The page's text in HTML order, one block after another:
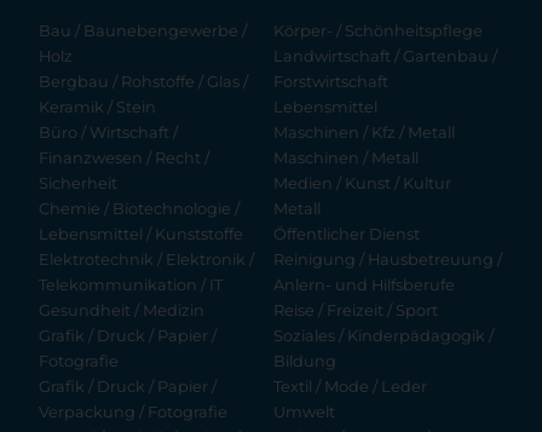
Bau / Baunebengewerbe /
Holz
Bergbau / Rohstoffe / Glas /
Keramik / Stein
Büro / Wirtschaft /
Finanzwesen / Recht /
Sicherheit
Chemie / Biotechnologie /
Lebensmittel / Kunststoffe
Elektrotechnik / Elektronik /
Telekommunikation / IT
Gesundheit / Medizin
Grafik / Druck / Papier /
Fotografie
Grafik / Druck / Papier /
Verpackung / Fotografie
Körper- / Schönheitspflege
Landwirtschaft / Gartenbau /
Forstwirtschaft
Lebensmittel
Maschinen / Kfz / Metall
Maschinen / Metall
Medien / Kunst / Kultur
Metall
Öffentlicher Dienst
Reinigung / Hausbetreuung /
Anlern- und Hilfsberufe
Reise / Freizeit / Sport
Soziales / Kinderpädagogik /
Bildung
Textil / Mode / Leder
Umwelt